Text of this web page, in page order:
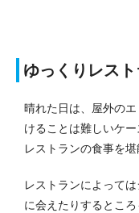
ゆっくりレス
晴れた日は、屋外の
けることは難しいケ
レストランの食事を
レストランによって
に会えたりするところ